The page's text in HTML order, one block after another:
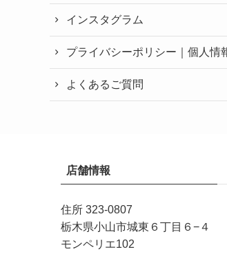
インスタグラム
プライバシーポリシー｜個人情
よくあるご質問
店舗情報
住所 323-0807
栃木県小山市城東６丁目６−４
モンペリエ102